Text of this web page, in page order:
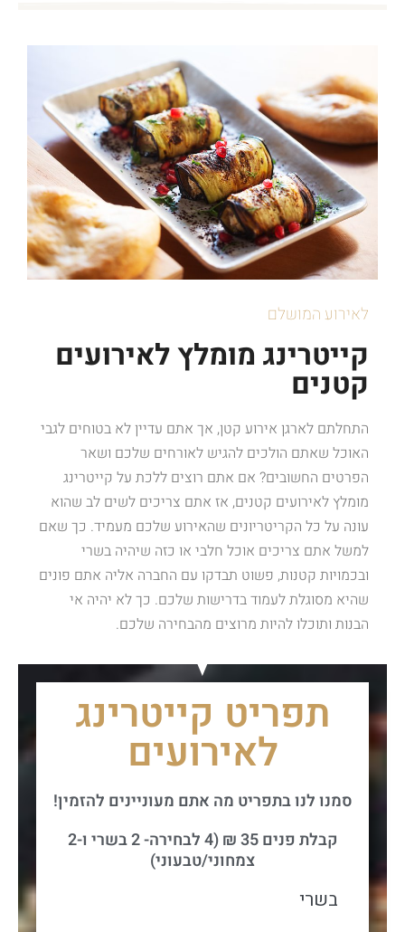
לאירוע המושלם
קייטרינג מומלץ לאירועים
קטנים
התחלתם לארגן אירוע קטן, אך אתם עדיין לא בטוחים לגבי
האוכל שאתם הולכים להגיש לאורחים שלכם ושאר
הפרטים החשובים? אם אתם רוצים ללכת על קייטרינג
מומלץ לאירועים קטנים, אז אתם צריכים לשים לב שהוא
עונה על כל הקריטריונים שהאירוע שלכם מעמיד. כך שאם
למשל אתם צריכים אוכל חלבי או כזה שיהיה בשרי
ובכמויות קטנות, פשוט תבדקו עם החברה אליה אתם פונים
שהיא מסוגלת לעמוד בדרישות שלכם. כך לא יהיה אי
הבנות ותוכלו להיות מרוצים מהבחירה שלכם.
תפריט קייטרינג
לאירועים
סמנו לנו בתפריט מה אתם מעוניינים להזמין!
קבלת פנים 35 ₪ (4 לבחירה- 2 בשרי ו-2
צמחוני/טבעוני)
בשרי